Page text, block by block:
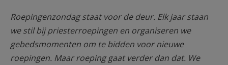
Roepingenzondag staat voor de deur. Elk jaar staan
we stil bij priesterroepingen en organiseren we
gebedsmomenten om te bidden voor nieuwe
roepingen. Maar roeping gaat verder dan dat. We